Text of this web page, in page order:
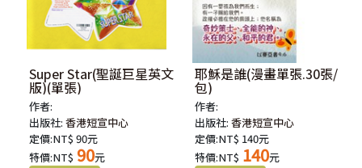
Super Star(聖誕巨星英文
版)(單張)
作者:
出版社:香港短宣中心
定價:NT$ 90元
特價:NT$ 90元
耶穌是誰(漫畫單張.30張/
包)
作者:
出版社:香港短宣中心
定價:NT$ 140元
特價:NT$ 140元